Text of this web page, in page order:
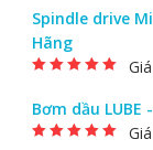
Spindle drive
Hãng
Bơm dầu LUBE